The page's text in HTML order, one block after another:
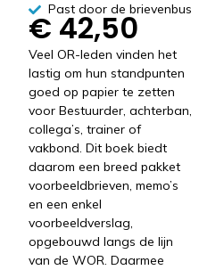
Past door de brievenbus
€ 42,50
Veel OR-leden vinden het
lastig om hun standpunten
goed op papier te zetten
voor Bestuurder, achterban,
collega’s, trainer of
vakbond. Dit boek biedt
daarom een breed pakket
voorbeeldbrieven, memo’s
en een enkel
voorbeeldverslag,
opgebouwd langs de lijn
van de WOR. Daarmee